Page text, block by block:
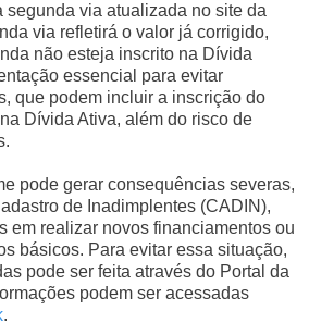
segunda via atualizada no site da
via refletirá o valor já corrigido,
não esteja inscrito na Dívida
essencial para evitar
que podem incluir a inscrição do
Dívida Ativa, além do risco de
pode gerar consequências severas,
de Inadimplentes (CADIN),
em realizar novos financiamentos ou
básicos. Para evitar essa situação,
pode ser feita através do Portal da
podem ser acessadas
.